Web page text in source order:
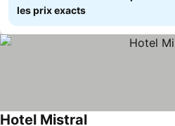
les prix exacts
Hotel Mistral